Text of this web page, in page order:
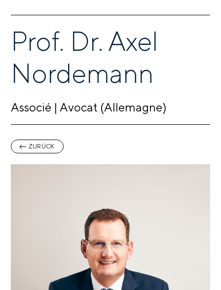
Prof. Dr. Axel
Nordemann
Associé | Avocat (Allemagne)
ZURÜCK